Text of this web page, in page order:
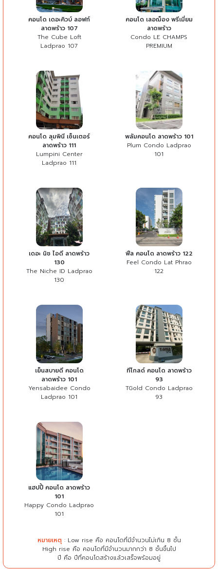
คอนโด เดอะคิวบ์ ลอฟท์
ลาดพร้าว 107
The Cube Loft
Ladprao 107
คอนโด เลอฌ็อง พรีเมี่ยม
ลาดพร้าว
Condo LE CHAMPS
PREMIUM
คอนโด ลุมพินี เซ็นเตอร์
ลาดพร้าว 111
Lumpini Center
Ladprao 111
พลัมคอนโด ลาดพร้าว 101
Plum Condo Ladprao
101
เดอะ นิช ไอดี ลาดพร้าว
130
The Niche ID Ladprao
130
ฟีล คอนโด ลาดพร้าว 122
Feel Condo Lat Phrao
122
เย็นสบายดี คอนโด
ลาดพร้าว 101
Yensabaidee Condo
Ladprao 101
ทีโกลด์ คอนโด ลาดพร้าว
93
TGold Condo Ladprao
93
แฮปปี้ คอนโด ลาดพร้าว
101
Happy Condo Ladprao
101
หมายเหตุ : Low rise คือ คอนโดที่มีจำนวนไม่เกิน 8 ชั้น
High rise คือ คอนโดที่มีจำนวนมากกว่า 8 ชั้นขึ้นไป
ปี คือ ปีที่คอนโดสร้างแล้วเสร็จพร้อมอยู่